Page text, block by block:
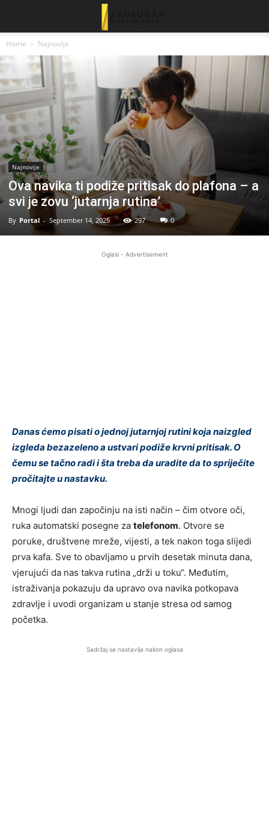
Home Najnovije
Najnovije
Ova navika ti podiže pritisak do plafona – a
svi je zovu ‘jutarnja rutina’
By Portal - September 14, 2025 297 0
Oglasi - Advertisement
Danas ćemo pisati o jednoj jutarnjoj rutini koja naizgled
izgleda bezazeleno a ustvari podiže krvni pritisak. O
čemu se tačno radi i šta treba da uradite da to spriječite
pročitajte u nastavku.
Mnogi ljudi dan započinju na isti način – čim otvore oči,
ruka automatski posegne za telefonom. Otvore se
poruke, društvene mreže, vijesti, a tek nakon toga slijedi
prva kafa. Sve to obavljamo u prvih desetak minuta dana,
vjerujući da nas takva rutina „drži u toku“. Međutim,
istraživanja pokazuju da upravo ova navika potkopava
zdravlje i uvodi organizam u stanje stresa od samog
početka.
Sadržaj se nastavlja nakon oglasa